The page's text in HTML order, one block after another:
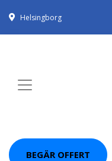
Helsingborg
BEGÄR OFFERT